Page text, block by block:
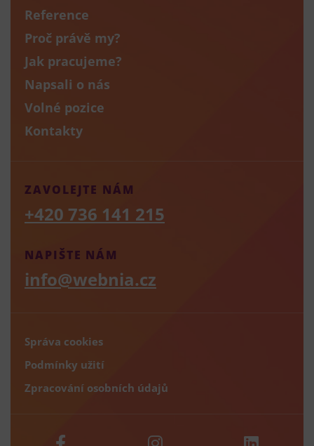
Reference
Proč právě my?
Jak pracujeme?
Napsali o nás
Volné pozice
Kontakty
NAPIŠTE NÁM
info@webnia.cz
ZAVOLEJTE NÁM
+420 736 141 215
Správa cookies
Podmínky užití
Zpracování osobních údajů